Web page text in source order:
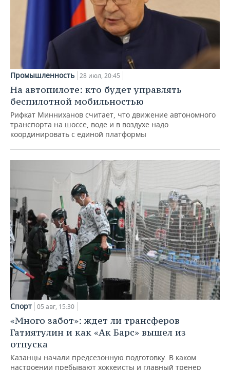
Промышленность 28 июл, 20:45
На автопилоте: кто будет управлять
беспилотной мобильностью
Рифкат Минниханов считает, что движение автономного
транспорта на шоссе, воде и в воздухе надо
координировать с единой платформы
Спорт 05 авг, 15:30
«Много забот»: ждет ли трансферов
Гатиятулин и как «Ак Барс» вышел из
отпуска
Казанцы начали предсезонную подготовку. В каком
настроении пребывают хоккеисты и главный тренер